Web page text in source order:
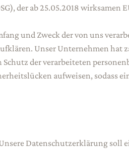
der ab 25.05.2018 wirksamen
und Zweck der von uns
Unser Unternehmen hat
der verarbeiteten
aufweisen, sodass
Datenschutzerklärung soll